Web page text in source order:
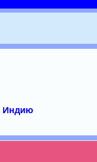
Индию